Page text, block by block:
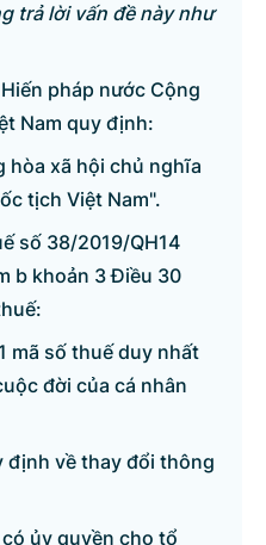
đất
thầu
TỬ CHÍNH PHỦ
trả lời vấn đề này như
pháp nước Cộng
Nam quy định:
hòa xã hội chủ nghĩa
tịch Việt Nam".
số 38/2019/QH14
b khoản 3 Điều 30
mã số thuế duy nhất
đời của cá nhân
định về thay đổi thông
ủy quyền cho tổ